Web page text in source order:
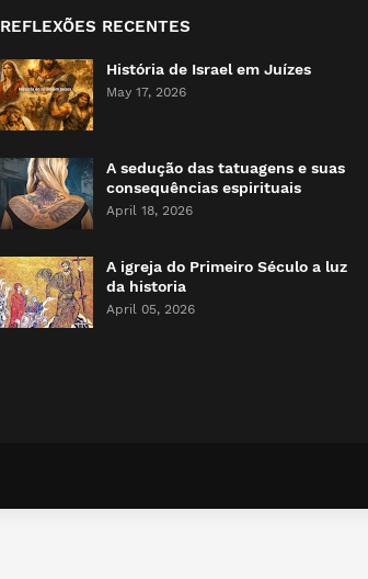
REFLEXÕES RECENTES
História de Israel em Juízes
May 17, 2026
A sedução das tatuagens e suas
consequências espirituais
April 18, 2026
A igreja do Primeiro Século a luz
da historia
April 05, 2026